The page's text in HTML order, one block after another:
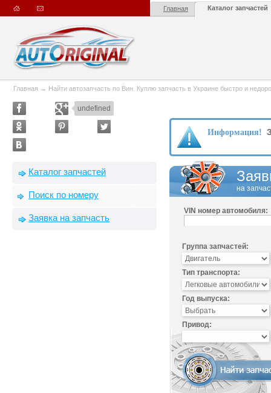
Главная Каталог запчастей
Главная → Найти автозапчасть по Вин. Куплю запчасть в Украине быстро и
undefined
Каталог запчастей
Поиск по номеру
Заявка на запчасть
Информация!
на
VIN номер автомобиля:
Группа запчастей:
Тип транспорта:
Год выпуска:
Привод: